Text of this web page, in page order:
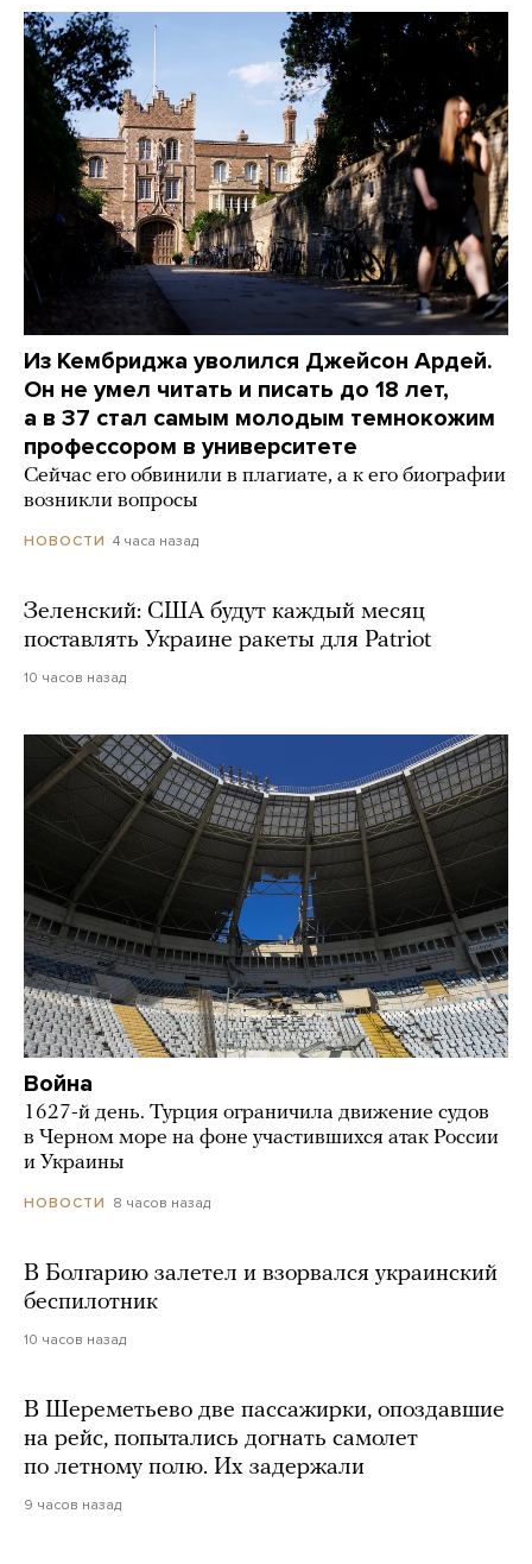
Из Кембриджа уволился Джейсон Ардей.
Он не умел читать и писать до 18 лет,
а в 37 стал самым молодым темнокожим
профессором в университете
Сейчас его обвинили в плагиате, а к его биографии
возникли вопросы
НОВОСТИ 4 часа назад
Зеленский: США будут каждый месяц
поставлять Украине ракеты для Patriot
10 часов назад
Война
1627-й день. Турция ограничила движение судов
в Черном море на фоне участившихся атак России
и Украины
НОВОСТИ 8 часов назад
В Болгарию залетел и взорвался украинский
беспилотник
10 часов назад
В Шереметьево две пассажирки, опоздавшие
на рейс, попытались догнать самолет
по летному полю. Их задержали
9 часов назад